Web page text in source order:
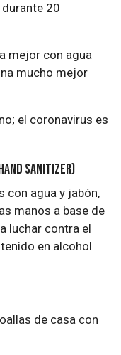
20
mejor con agua
mucho mejor
el coronavirus es
sanitizer)
con agua y jabón,
manos a base de
luchar contra el
en alcohol
de casa con